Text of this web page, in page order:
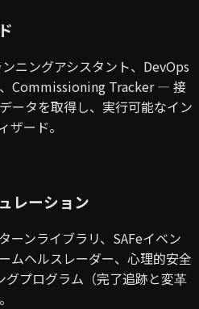
ニングアシスタント、DevOps
Commissioning Tracker — 接
ータを取得し、実行可能なイン
ザード。
レーション
ーンライブラリ、SAFeイベン
ムヘルスレーダー、心理的安全
プログラム（完了追跡と変革